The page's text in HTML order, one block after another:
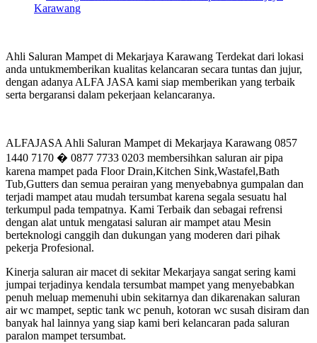
Karawang
Ahli Saluran Mampet di Mekarjaya Karawang Terdekat dari lokasi
anda untukmemberikan kualitas kelancaran secara tuntas dan jujur,
dengan adanya ALFA JASA kami siap memberikan yang terbaik
serta bergaransi dalam pekerjaan kelancaranya.
ALFAJASA Ahli Saluran Mampet di Mekarjaya Karawang 0857
1440 7170 � 0877 7733 0203 membersihkan saluran air pipa
karena mampet pada Floor Drain,Kitchen Sink,Wastafel,Bath
Tub,Gutters dan semua perairan yang menyebabnya gumpalan dan
terjadi mampet atau mudah tersumbat karena segala sesuatu hal
terkumpul pada tempatnya. Kami Terbaik dan sebagai refrensi
dengan alat untuk mengatasi saluran air mampet atau Mesin
berteknologi canggih dan dukungan yang moderen dari pihak
pekerja Profesional.
Kinerja saluran air macet di sekitar Mekarjaya sangat sering kami
jumpai terjadinya kendala tersumbat mampet yang menyebabkan
penuh meluap memenuhi ubin sekitarnya dan dikarenakan saluran
air wc mampet, septic tank wc penuh, kotoran wc susah disiram dan
banyak hal lainnya yang siap kami beri kelancaran pada saluran
paralon mampet tersumbat.